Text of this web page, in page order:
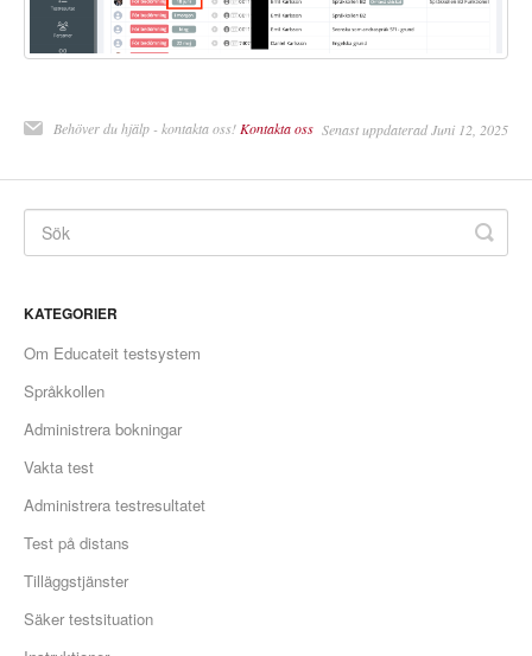
Behöver du hjälp - kontakta oss! Kontakta oss Senast uppdaterad Juni 12, 2025
KATEGORIER
Om Educateit testsystem
Språkkollen
Administrera bokningar
Vakta test
Administrera testresultatet
Test på distans
Tilläggstjänster
Säker testsituation